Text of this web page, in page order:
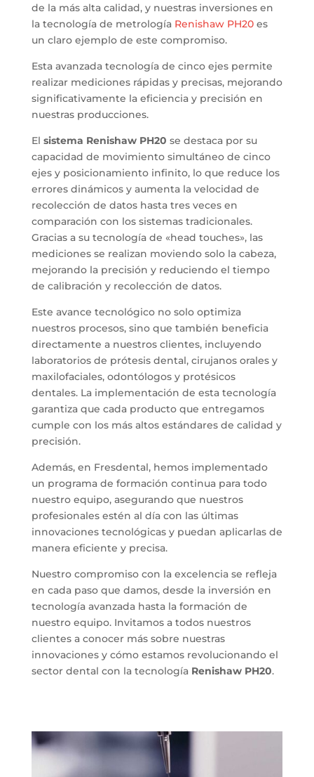
de la más alta calidad, y nuestras inversiones en
la tecnología de metrología Renishaw PH20es
un claro ejemplo de este compromiso.
Esta avanzada tecnología de cinco ejes permite
realizar mediciones rápidas y precisas, mejorando
significativamente la eficiencia y precisión en
nuestras producciones.
El sistema Renishaw PH20 se destaca por su
capacidad de movimiento simultáneo de cinco
ejes y posicionamiento infinito, lo que reduce los
errores dinámicos y aumenta la velocidad de
recolección de datos hasta tres veces en
comparación con los sistemas tradicionales.
Gracias a su tecnología de «head touches», las
mediciones se realizan moviendo solo la cabeza,
mejorando la precisión y reduciendo el tiempo
de calibración y recolección de datos.
Este avance tecnológico no solo optimiza
nuestros procesos, sino que también beneficia
directamente a nuestros clientes, incluyendo
laboratorios de prótesis dental, cirujanos orales y
maxilofaciales, odontólogos y protésicos
dentales. La implementación de esta tecnología
garantiza que cada producto que entregamos
cumple con los más altos estándares de calidad y
precisión.
Además, en Fresdental, hemos implementado
un programa de formación continua para todo
nuestro equipo, asegurando que nuestros
profesionales estén al día con las últimas
innovaciones tecnológicas y puedan aplicarlas de
manera eficiente y precisa.
Nuestro compromiso con la excelencia se refleja
en cada paso que damos, desde la inversión en
tecnología avanzada hasta la formación de
nuestro equipo. Invitamos a todos nuestros
clientes a conocer más sobre nuestras
innovaciones y cómo estamos revolucionando el
sector dental con la tecnología Renishaw PH20.